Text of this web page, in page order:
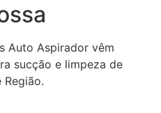
Auto Aspirador vêm
sucção e limpeza de